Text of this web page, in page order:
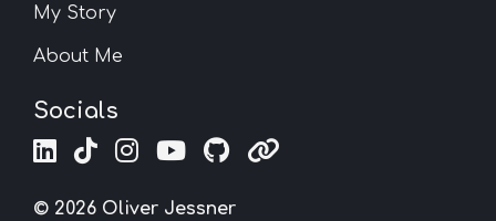
My Story
About Me
Socials
© 2026 Oliver Jessner